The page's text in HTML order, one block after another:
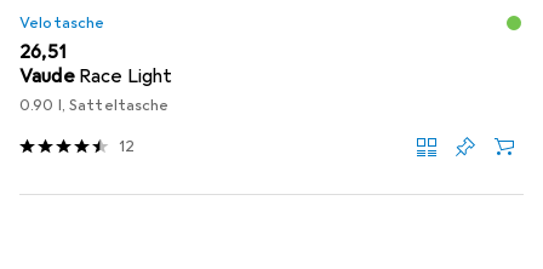
Velotasche
EUR
26,51
Vaude Race Light
0.90 l, Satteltasche
12